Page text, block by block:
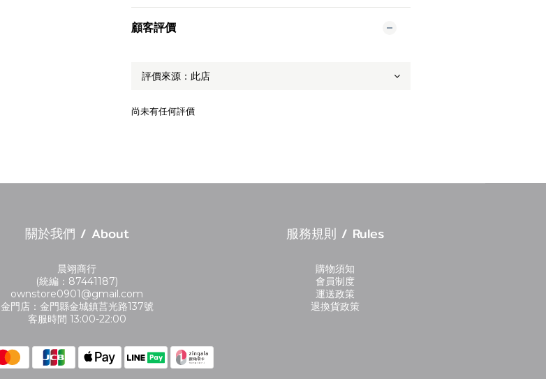
顧客評價
尚未有任何評價
關於我們 / About
晨翊商行
(統編：87441187)
ownstore0901@gmail.com
金門店：金門縣金城鎮莒光路137號
客服時間 13:00-22:00
服務規則 / Rules
購物須知
會員制度
運送政策
退換貨政策